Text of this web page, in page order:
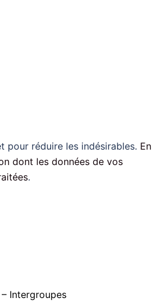
pour réduire les indésirables. En
dont les données de vos
.
Intergroupes